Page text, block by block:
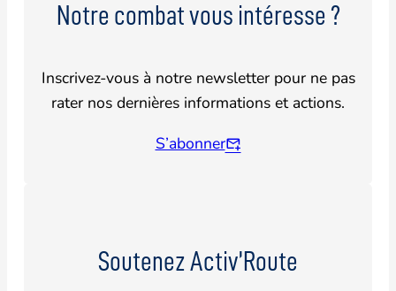
Notre combat vous intéresse ?
Inscrivez-vous à notre newsletter pour ne pas
rater nos dernières informations et actions.
S’abonner
Soutenez Activ’Route